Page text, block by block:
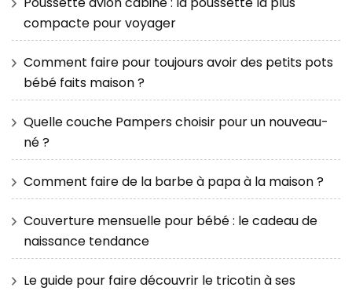
compacte pour voyager
Comment faire pour toujours avoir des petits pots
bébé faits maison ?
Quelle couche Pampers choisir pour un nouveau-
né ?
Comment faire de la barbe à papa à la maison ?
Couverture mensuelle pour bébé : le cadeau de
naissance tendance
Le guide pour faire découvrir le tricotin à ses